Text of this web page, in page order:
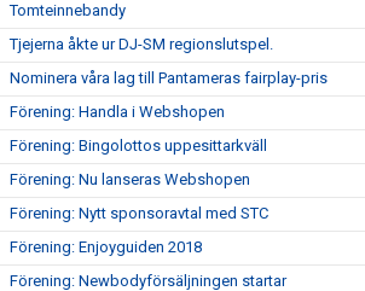
Tomteinnebandy
Tjejerna åkte ur DJ-SM regionslutspel.
Nominera våra lag till Pantameras fairplay-pris
Förening: Handla i Webshopen
Förening: Bingolottos uppesittarkväll
Förening: Nu lanseras Webshopen
Förening: Nytt sponsoravtal med STC
Förening: Enjoyguiden 2018
Förening: Newbodyförsäljningen startar